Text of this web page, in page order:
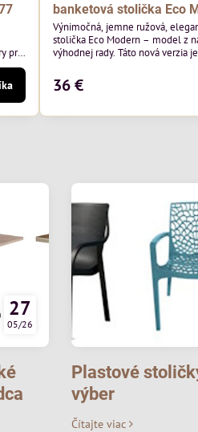
pre
od
na
banketová stolička Eco
Výnimočná, jemne ružová,
stolička Eco Modern – model z
výhodnej rady. Táto nová verzia
prispôsobená potrebám
priestorov, ako sú hotely a
charakteristické znaky patrí
čalúnenie s gramážou 210 g/
rám, stohovateľný až 19 kusov a
36 €
27
05/26
Plastové
výber
Čítajte viac